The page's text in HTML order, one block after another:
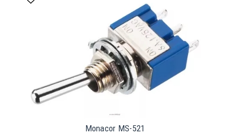
Monacor MS-521